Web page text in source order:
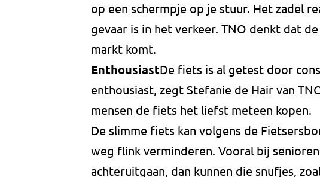
op een schermpje op je stuur. Het zadel
gevaar is in het verkeer. TNO denkt dat
markt komt.
EnthousiastDe fiets is al getest door
enthousiast, zegt Stefanie de Hair van
mensen de fiets het liefst meteen kopen.
De slimme fiets kan volgens de
weg flink verminderen. Vooral bij
achteruitgaan, dan kunnen die snufjes,